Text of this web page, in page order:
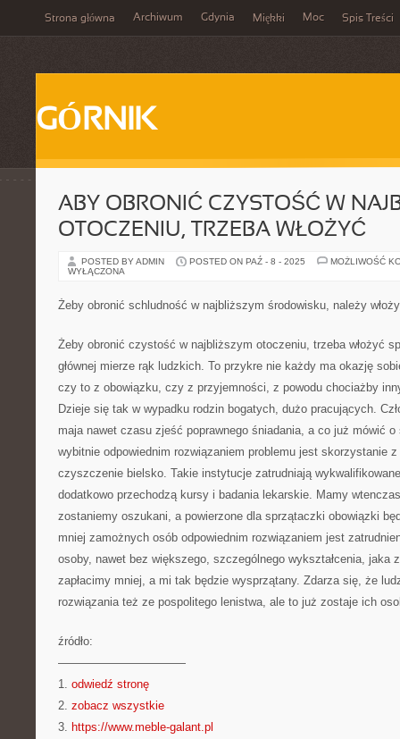
Strona główna Archiwum Gdynia Miękki Moc Spis Treści
GÓRNIK
ABY OBRONIĆ CZYSTOŚĆ W
OTOCZENIU, TRZEBA WŁOŻYĆ
POSTED BY ADMIN POSTED ON PAŹ - 8 - 2025
MOŻLIWOŚĆ
WYŁĄCZONA
Żeby obronić schludność w najbliższym środowisku, należy
Żeby obronić czystość w najbliższym otoczeniu, trzeba włożyć
głównej mierze rąk ludzkich. To przykre nie każdy ma okazję
czy to z obowiązku, czy z przyjemności, z powodu chociażby
Dzieje się tak w wypadku rodzin bogatych, dużo pracujących.
maja nawet czasu zjeść poprawnego śniadania, a co już mówić
wybitnie odpowiednim rozwiązaniem problemu jest skorzystanie
czyszczenie bielsko. Takie instytucje zatrudniają
dodatkowo przechodzą kursy i badania lekarskie. Mamy
zostaniemy oszukani, a powierzone dla sprzątaczki obowiązki
mniej zamożnych osób odpowiednim rozwiązaniem jest
osoby, nawet bez większego, szczególnego wykształcenia, jaka
zapłacimy mniej, a mi tak będzie wysprzątany. Zdarza się, że
rozwiązania też ze pospolitego lenistwa, ale to już zostaje ich
źródło:
———————————
1. odwiedź stronę
2. zobacz wszystkie
3. https://www.meble-galant.pl